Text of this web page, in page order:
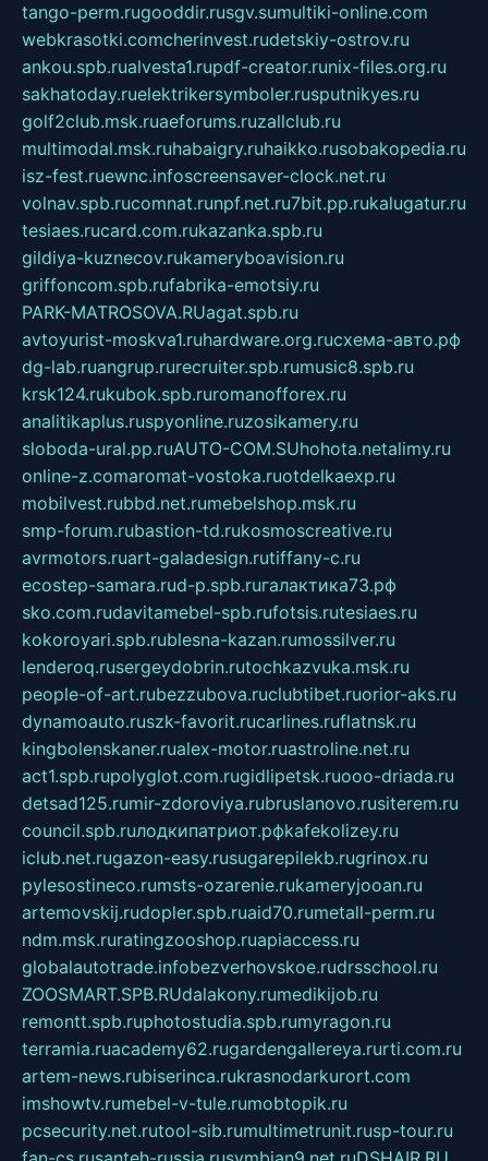
tango-perm.rugooddir.rusgv.sumultiki-online.com
webkrasotki.comcherinvest.rudetskiy-ostrov.ru
ankou.spb.rualvesta1.rupdf-creator.runix-files.org.ru
sakhatoday.ruelektrikersymboler.rusputnikyes.ru
golf2club.msk.ruaeforums.ruzallclub.ru
multimodal.msk.ruhabaigry.ruhaikko.rusobakopedia.ru
isz-fest.ruewnc.infoscreensaver-clock.net.ru
volnav.spb.rucomnat.runpf.net.ru7bit.pp.rukalugatur.ru
tesiaes.rucard.com.rukazanka.spb.ru
gildiya-kuznecov.rukameryboavision.ru
griffoncom.spb.rufabrika-emotsiy.ru
PARK-MATROSOVA.RUagat.spb.ru
avtoyurist-moskva1.ruhardware.org.ruсхема-авто.рф
dg-lab.ruangrup.rurecruiter.spb.rumusic8.spb.ru
krsk124.rukubok.spb.ruromanofforex.ru
analitikaplus.ruspyonline.ruzosikamery.ru
sloboda-ural.pp.ruAUTO-COM.SUhohota.netalimy.ru
online-z.comaromat-vostoka.ruotdelkaexp.ru
mobilvest.rubbd.net.rumebelshop.msk.ru
smp-forum.rubastion-td.rukosmoscreative.ru
avrmotors.ruart-galadesign.rutiffany-c.ru
ecostep-samara.rud-p.spb.ruгалактика73.рф
sko.com.rudavitamebel-spb.rufotsis.rutesiaes.ru
kokoroyari.spb.rublesna-kazan.rumossilver.ru
lenderoq.rusergeydobrin.rutochkazvuka.msk.ru
people-of-art.rubezzubova.ruclubtibet.ruorior-aks.ru
dynamoauto.ruszk-favorit.rucarlines.ruflatnsk.ru
kingbolenskaner.rualex-motor.ruastroline.net.ru
act1.spb.rupolyglot.com.rugidlipetsk.ruooo-driada.ru
detsad125.rumir-zdoroviya.rubruslanovo.rusiterem.ru
council.spb.ruлодкипатриот.рфkafekolizey.ru
iclub.net.rugazon-easy.rusugarepilekb.rugrinox.ru
pylesostineco.rumsts-ozarenie.rukameryjooan.ru
artemovskij.rudopler.spb.ruaid70.rumetall-perm.ru
ndm.msk.ruratingzooshop.ruapiaccess.ru
globalautotrade.infobezverhovskoe.rudrsschool.ru
ZOOSMART.SPB.RUdalakony.rumedikijob.ru
remontt.spb.ruphotostudia.spb.rumyragon.ru
terramia.ruacademy62.rugardengallereya.rurti.com.ru
artem-news.rubiserinca.rukrasnodarkurort.com
imshowtv.rumebel-v-tule.rumobtopik.ru
pcsecurity.net.rutool-sib.rumultimetrunit.rusp-tour.ru